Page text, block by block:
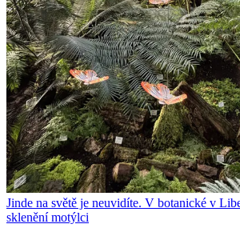
Jinde na světě je neuvidíte. V botanické v
sklenění motýlci